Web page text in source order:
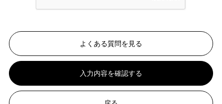
よくある質問を見る
入力内容を確認する